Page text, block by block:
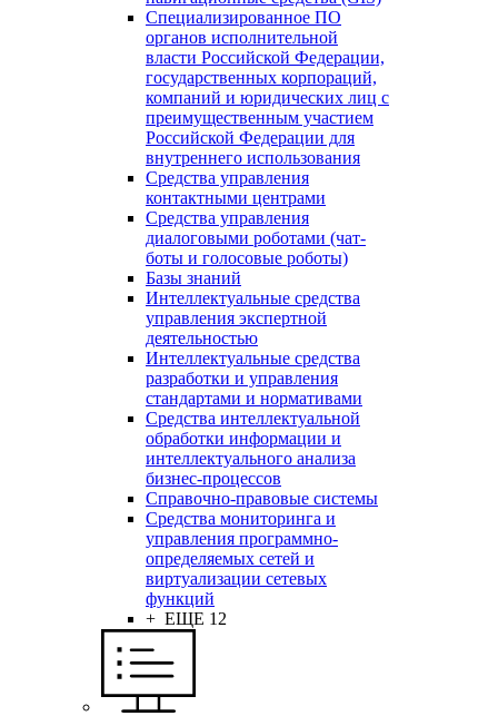
Специализированное ПО
органов исполнительной
власти Российской Федерации,
государственных корпораций,
компаний и юридических лиц с
преимущественным участием
Российской Федерации для
внутреннего использования
Средства управления
контактными центрами
Средства управления
диалоговыми роботами (чат-
боты и голосовые роботы)
Базы знаний
Интеллектуальные средства
управления экспертной
деятельностью
Интеллектуальные средства
разработки и управления
стандартами и нормативами
Средства интеллектуальной
обработки информации и
интеллектуального анализа
бизнес-процессов
Справочно-правовые системы
Средства мониторинга и
управления программно-
определяемых сетей и
виртуализации сетевых
функций
+ ЕЩЕ 12